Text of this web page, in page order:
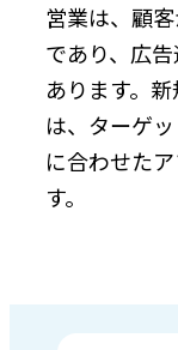
営業は、顧
であり、広
あります。
は、ターゲ
に合わせた
す。